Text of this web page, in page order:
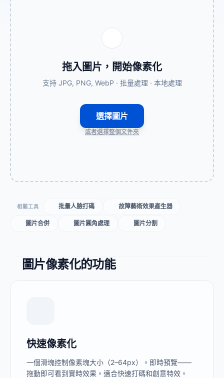
拖入圖片，開始像素化
支持 JPG, PNG, WebP · 批量處理 · 本地處理
選擇圖片
或者選擇整個文件夾
相關工具 批量人臉打碼 故障藝術效果產生器
圖片合併 圖片圓角處理 圖片分割
圖片像素化的功能
快速像素化
一個滑塊控制像素塊大小（2–64px）。即時預覽——
拖動即可看到實時效果。適合快速打碼和創意特效。